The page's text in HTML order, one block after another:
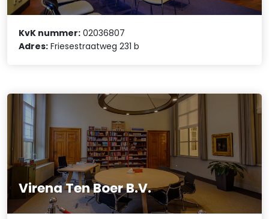
KvK nummer: 02036807
Adres: Friesestraatweg 231 b
Virena Ten Boer B.V.